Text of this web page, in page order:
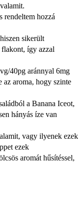
rendeltem hozzá
sikerült
így azzal
40pg aránnyal 6mg
az aroma, hogy szinte
a Banana Iceot,
hányás íze van
vagy ilyenek ezek
ezek
aromát hűsítéssel,